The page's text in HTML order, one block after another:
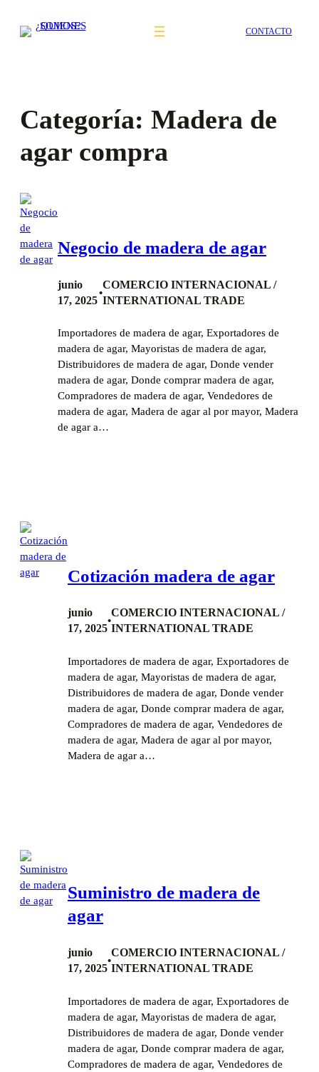
CONTACTO
Categoría: Madera de
agar compra
Negocio de madera de agar
junio
17, 2025
•
COMERCIO INTERNACIONAL /
INTERNATIONAL TRADE
Importadores de madera de agar, Exportadores de
madera de agar, Mayoristas de madera de agar,
Distribuidores de madera de agar, Donde vender
madera de agar, Donde comprar madera de agar,
Compradores de madera de agar, Vendedores de
madera de agar, Madera de agar al por mayor, Madera
de agar a…
Cotización madera de agar
junio
17, 2025
•
COMERCIO INTERNACIONAL /
INTERNATIONAL TRADE
Importadores de madera de agar, Exportadores de
madera de agar, Mayoristas de madera de agar,
Distribuidores de madera de agar, Donde vender
madera de agar, Donde comprar madera de agar,
Compradores de madera de agar, Vendedores de
madera de agar, Madera de agar al por mayor,
Madera de agar a…
Suministro de madera de
agar
junio
17, 2025
•
COMERCIO INTERNACIONAL /
INTERNATIONAL TRADE
Importadores de madera de agar, Exportadores de
madera de agar, Mayoristas de madera de agar,
Distribuidores de madera de agar, Donde vender
madera de agar, Donde comprar madera de agar,
Compradores de madera de agar, Vendedores de